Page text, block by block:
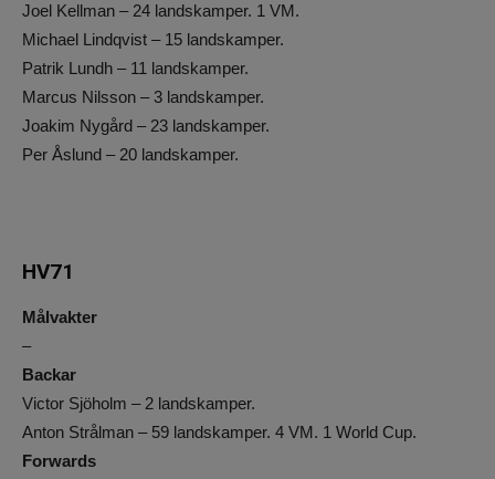
Joel Kellman – 24 landskamper. 1 VM.
Michael Lindqvist – 15 landskamper.
Patrik Lundh – 11 landskamper.
Marcus Nilsson – 3 landskamper.
Joakim Nygård – 23 landskamper.
Per Åslund – 20 landskamper.
HV71
Målvakter
–
Backar
Victor Sjöholm – 2 landskamper.
Anton Strålman – 59 landskamper. 4 VM. 1 World Cup.
Forwards